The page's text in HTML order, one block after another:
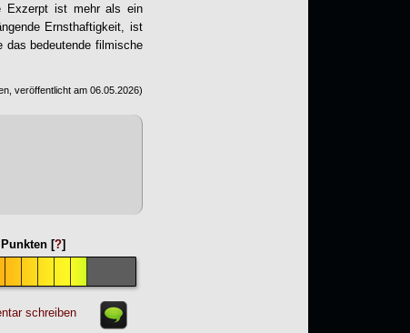
Exzerpt ist mehr als ein
Ernsthaftigkeit, ist
das bedeutende filmische
veröffentlicht am 06.05.2026)
Punkten [?]
schreiben